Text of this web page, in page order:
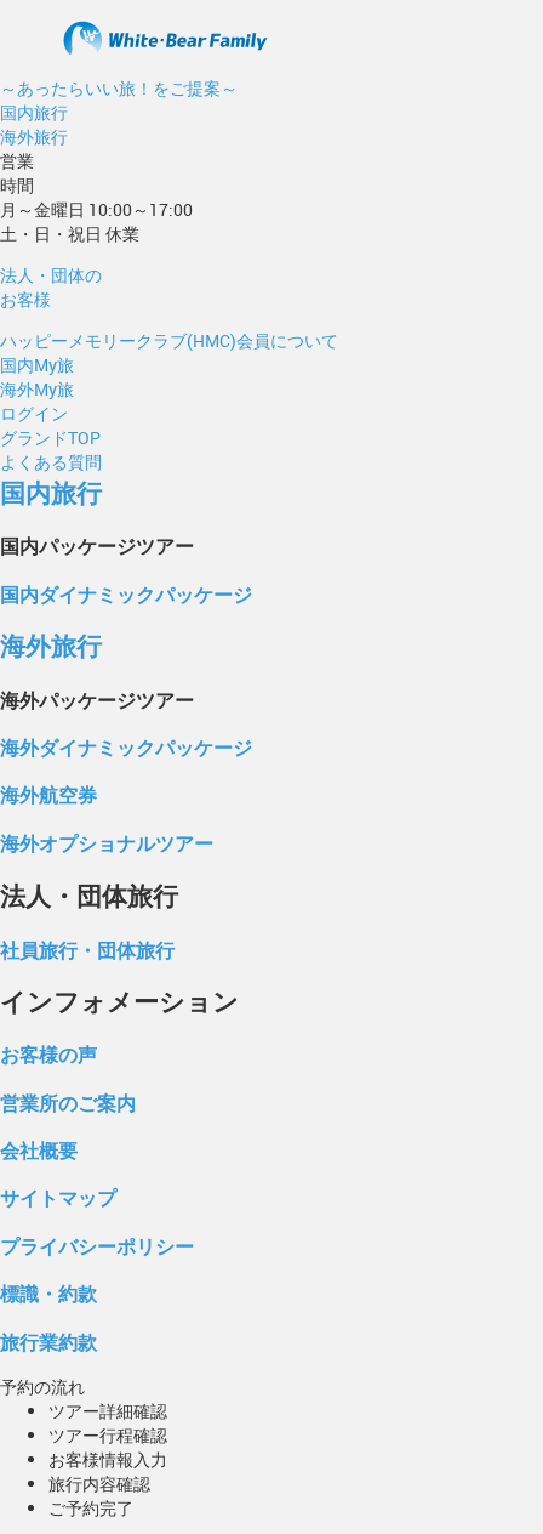
～あったらいい旅！をご提案～
国内旅行
海外旅行
営業
時間
月～金曜日 10:00～17:00
土・日・祝日 休業
法人・団体の
お客様
ハッピーメモリークラブ(HMC)会員について
国内My旅
海外My旅
ログイン
グランドTOP
よくある質問
国内旅行
国内パッケージツアー
国内ダイナミックパッケージ
海外旅行
海外パッケージツアー
海外ダイナミックパッケージ
海外航空券
海外オプショナルツアー
法人・団体旅行
社員旅行・団体旅行
インフォメーション
お客様の声
営業所のご案内
会社概要
サイトマップ
プライバシーポリシー
標識・約款
旅行業約款
予約の流れ
ツアー詳細確認
ツアー行程確認
お客様情報入力
旅行内容確認
ご予約完了